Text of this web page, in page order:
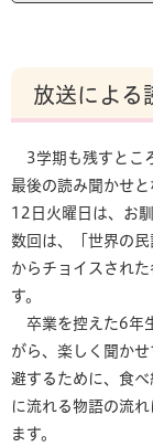
放送によ
3学期も残すとこ
最後の読み聞かせと
12日火曜日は、お
数回は、「世界の
からチョイスされ
す。
卒業を控えた6年
がら、楽しく聞か
避するために、食
に流れる物語の流
ます。